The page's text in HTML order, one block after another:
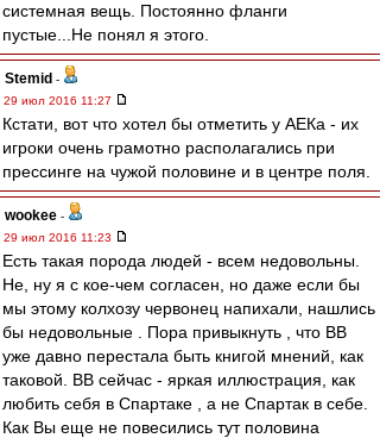
системная вещь. Постоянно фланги
пустые...Не понял я этого.
Stemid -
29 июл 2016 11:27
Кстати, вот что хотел бы отметить у АЕКа - их
игроки очень грамотно располагались при
прессинге на чужой половине и в центре поля.
wookee -
29 июл 2016 11:23
Есть такая порода людей - всем недовольны.
Не, ну я с кое-чем согласен, но даже если бы
мы этому колхозу червонец напихали, нашлись
бы недовольные . Пора привыкнуть , что ВВ
уже давно перестала быть книгой мнений, как
таковой. ВВ сейчас - яркая иллюстрация, как
любить себя в Спартаке , а не Спартак в себе.
Как Вы еще не повесились тут половина